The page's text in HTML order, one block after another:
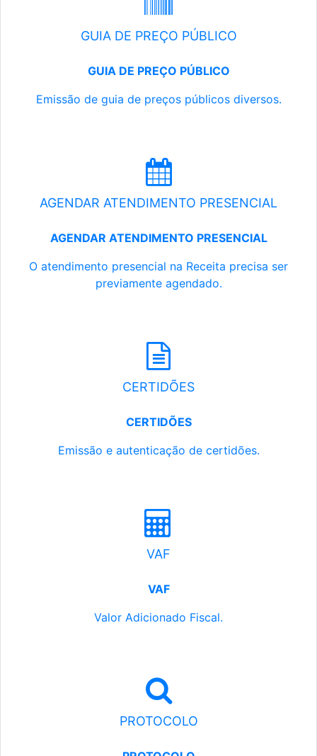
GUIA DE PREÇO PÚBLICO
GUIA DE PREÇO PÚBLICO
Emissão de guia de preços públicos diversos.
AGENDAR ATENDIMENTO PRESENCIAL
AGENDAR ATENDIMENTO PRESENCIAL
O atendimento presencial na Receita precisa ser
previamente agendado.
CERTIDÕES
CERTIDÕES
Emissão e autenticação de certidões.
VAF
VAF
Valor Adicionado Fiscal.
PROTOCOLO